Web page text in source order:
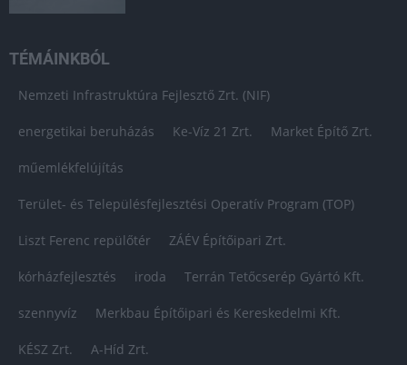
TÉMÁINKBÓL
Nemzeti Infrastruktúra Fejlesztő Zrt. (NIF)
energetikai beruházás Ke-Víz 21 Zrt. Market Építő Zrt.
műemlékfelújítás
Terület- és Településfejlesztési Operatív Program (TOP)
Liszt Ferenc repülőtér ZÁÉV Építőipari Zrt.
kórházfejlesztés iroda Terrán Tetőcserép Gyártó Kft.
szennyvíz Merkbau Építőipari és Kereskedelmi Kft.
KÉSZ Zrt. A-Híd Zrt.